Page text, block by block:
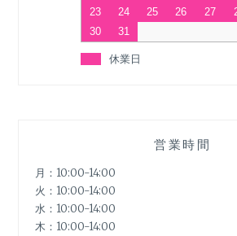
23
24 25 26 27
30
31
休業日
営業時間
月：10:00-14:00
火：10:00-14:00
水：10:00-14:00
木：10:00-14:00